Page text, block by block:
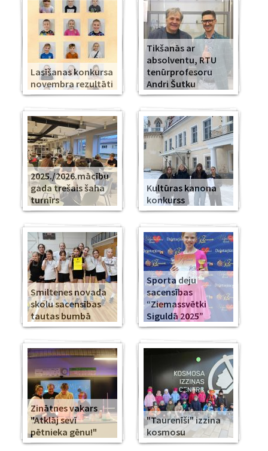
Lasīšanas konkursa
novembra rezultāti
Tikšanās ar
absolventu, RTU
tenūrprofesoru
Andri Šutku
2025./2026.mācību
gada trešais šaha
turnīrs
Kultūras kanona
konkurss
Smiltenes novada
skolu sacensības
tautas bumbā
Sporta deju
sacensības
“Ziemassvētki
Siguldā 2025”
Zinātnes vakars
"Atklāj sevī
pētnieka gēnu!"
"Taurenīši" izzina
kosmosu